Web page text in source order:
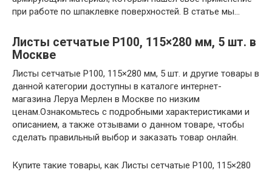
при работе по шпаклевке поверхностей. В статье мы…
Листы сетчатые P100, 115×280 мм, 5 шт. в
Москве
Листы сетчатые P100, 115×280 мм, 5 шт. и другие товары в
данной категории доступны в каталоге интернет-
магазина Леруа Мерлен в Москве по низким
ценам.Ознакомьтесь с подробными характеристиками и
описанием, а также отзывами о данном товаре, чтобы
сделать правильный выбор и заказать товар онлайн.
Купите такие товары, как Листы сетчатые P100, 115×280